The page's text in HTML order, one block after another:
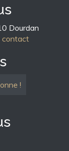
Dourdan
contact